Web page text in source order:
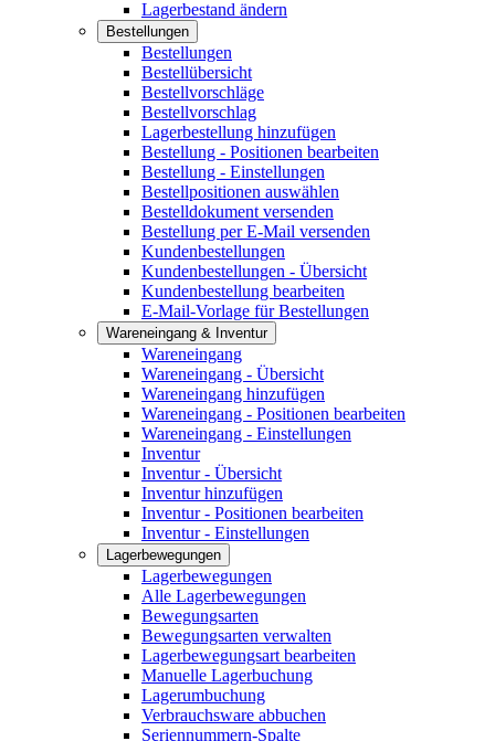
Lagerbestand ändern
Bestellungen
Bestellungen
Bestellübersicht
Bestellvorschläge
Bestellvorschlag
Lagerbestellung hinzufügen
Bestellung - Positionen bearbeiten
Bestellung - Einstellungen
Bestellpositionen auswählen
Bestelldokument versenden
Bestellung per E-Mail versenden
Kundenbestellungen
Kundenbestellungen - Übersicht
Kundenbestellung bearbeiten
E-Mail-Vorlage für Bestellungen
Wareneingang & Inventur
Wareneingang
Wareneingang - Übersicht
Wareneingang hinzufügen
Wareneingang - Positionen bearbeiten
Wareneingang - Einstellungen
Inventur
Inventur - Übersicht
Inventur hinzufügen
Inventur - Positionen bearbeiten
Inventur - Einstellungen
Lagerbewegungen
Lagerbewegungen
Alle Lagerbewegungen
Bewegungsarten
Bewegungsarten verwalten
Lagerbewegungsart bearbeiten
Manuelle Lagerbuchung
Lagerumbuchung
Verbrauchsware abbuchen
Seriennummern-Spalte